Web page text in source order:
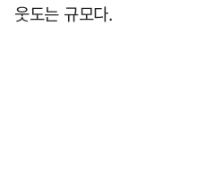
웃도는 규모다.